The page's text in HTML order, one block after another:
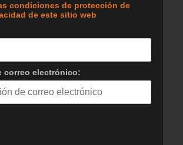
condiciones de protección de
de este sitio web
correo electrónico: